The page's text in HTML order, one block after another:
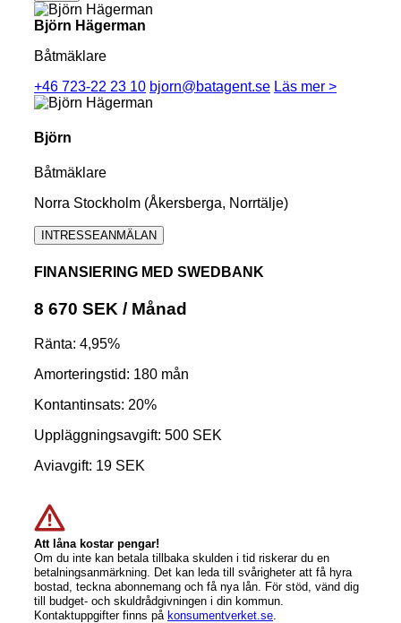
Björn Hägerman
Båtmäklare
+46 723-22 23 10 bjorn@batagent.se Läs mer >
Björn
Båtmäklare
Norra Stockholm (Åkersberga, Norrtälje)
INTRESSEANMÄLAN
FINANSIERING MED SWEDBANK
8 670 SEK / Månad
Ränta: 4,95%
Amorteringstid: 180 mån
Kontantinsats: 20%
Uppläggningsavgift: 500 SEK
Aviavgift: 19 SEK
Att låna kostar pengar!
Om du inte kan betala tillbaka skulden i tid riskerar du en
betalningsanmärkning. Det kan leda till svårigheter att få hyra
bostad, teckna abonnemang och få nya lån. För stöd, vänd dig
till budget- och skuldrådgivningen i din kommun.
Kontaktuppgifter finns på konsumentverket.se